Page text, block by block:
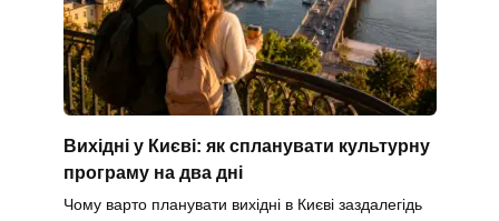
Вихідні у Києві: як спланувати культурну
програму на два дні
Чому варто планувати вихідні в Києві заздалегідь